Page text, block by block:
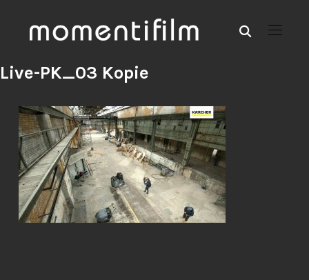
Live-PK_03 Kopie